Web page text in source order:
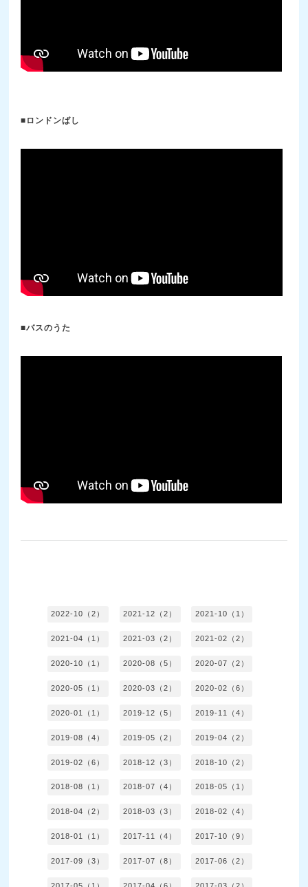
■ロンドンばし
■バスのうた
2022-10（2） 2021-12（2） 2021-10（1）
2021-04（1） 2021-03（2） 2021-02（2）
2020-10（1） 2020-08（5） 2020-07（2）
2020-05（1） 2020-03（2） 2020-02（6）
2020-01（1） 2019-12（5） 2019-11（4）
2019-08（4） 2019-05（2） 2019-04（2）
2019-02（6） 2018-12（3） 2018-10（2）
2018-08（1） 2018-07（4） 2018-05（1）
2018-04（2） 2018-03（3） 2018-02（4）
2018-01（1） 2017-11（4） 2017-10（9）
2017-09（3） 2017-07（8） 2017-06（2）